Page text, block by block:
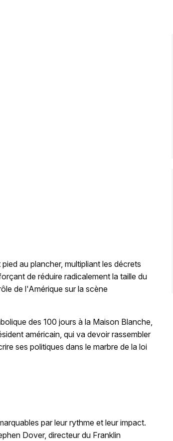
au plancher, multipliant les décrets
de réduire radicalement la taille du
de l'Amérique sur la scène
des 100 jours à la Maison Blanche,
américain, qui va devoir rassembler
ses politiques dans le marbre de la loi
par leur rythme et leur impact.
Dover, directeur du Franklin